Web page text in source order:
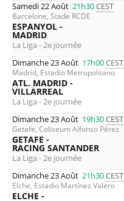
Samedi 22 Août 21h30CEST
Barcelone, Stade RCDE
ESPANYOL -
MADRID
La Liga - 2e journée
Dimanche 23 Août 17h00CEST
Madrid, Estadio Metropolitano
ATL. MADRID -
VILLARREAL
La Liga - 2e journée
Dimanche 23 Août 19h30CEST
Getafe, Coliseum Alfonso Pérez
GETAFE -
RACING SANTANDER
La Liga - 2e journée
Dimanche 23 Août 21h30CEST
Elche, Estadio Martínez Valero
ELCHE -